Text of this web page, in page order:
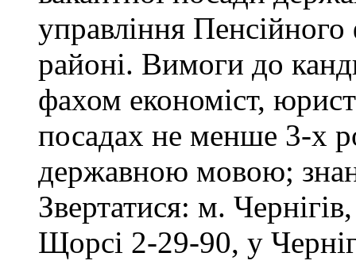
управління
районі. Вимоги до
фахом економіст,
посадах не менше 3-х
державною мовою;
Звертатися: м.
Щорсі 2-29-90, у